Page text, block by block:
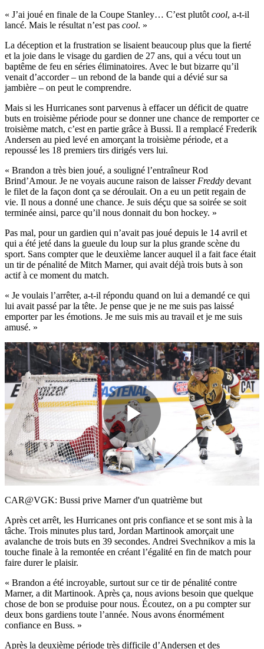
« J’ai joué en finale de la Coupe Stanley… C’est plutôt cool, a-t-il
lancé. Mais le résultat n’est pas cool. »
La déception et la frustration se lisaient beaucoup plus que la fierté
et la joie dans le visage du gardien de 27 ans, qui a vécu tout un
baptême de feu en séries éliminatoires. Avec le but bizarre qu’il
venait d’accorder – un rebond de la bande qui a dévié sur sa
jambière – on peut le comprendre.
Mais si les Hurricanes sont parvenus à effacer un déficit de quatre
buts en troisième période pour se donner une chance de remporter ce
troisième match, c’est en partie grâce à Bussi. Il a remplacé Frederik
Andersen au pied levé en amorçant la troisième période, et a
repoussé les 18 premiers tirs dirigés vers lui.
« Brandon a très bien joué, a souligné l’entraîneur Rod
Brind’Amour. Je ne voyais aucune raison de laisser Freddy devant
le filet de la façon dont ça se déroulait. On a eu un petit regain de
vie. Il nous a donné une chance. Je suis déçu que sa soirée se soit
terminée ainsi, parce qu’il nous donnait du bon hockey. »
Pas mal, pour un gardien qui n’avait pas joué depuis le 14 avril et
qui a été jeté dans la gueule du loup sur la plus grande scène du
sport. Sans compter que le deuxième lancer auquel il a fait face était
un tir de pénalité de Mitch Marner, qui avait déjà trois buts à son
actif à ce moment du match.
« Je voulais l’arrêter, a-t-il répondu quand on lui a demandé ce qui
lui avait passé par la tête. Je pense que je ne me suis pas laissé
emporter par les émotions. Je me suis mis au travail et je me suis
amusé. »
Play
Video
CAR@VGK: Bussi prive Marner d'un quatrième but
Après cet arrêt, les Hurricanes ont pris confiance et se sont mis à la
tâche. Trois minutes plus tard, Jordan Martinook amorçait une
avalanche de trois buts en 39 secondes. Andrei Svechnikov a mis la
touche finale à la remontée en créant l’égalité en fin de match pour
faire durer le plaisir.
« Brandon a été incroyable, surtout sur ce tir de pénalité contre
Marner, a dit Martinook. Après ça, nous avions besoin que quelque
chose de bon se produise pour nous. Écoutez, on a pu compter sur
deux bons gardiens toute l’année. Nous avons énormément
confiance en Buss. »
Après la deuxième période très difficile d’Andersen et des